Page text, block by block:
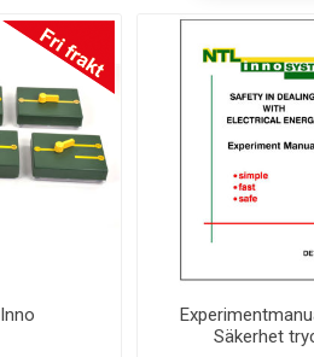
Säkerhet